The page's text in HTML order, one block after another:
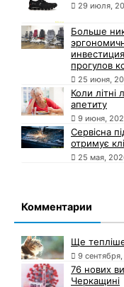
29 июля,
Больше
прогулов
25 июня,
Коли літні
апетиту
9 июня,
Сервісна
отримує
25 мая,
Комментарии
Ще
9
76 нових
Черкащині